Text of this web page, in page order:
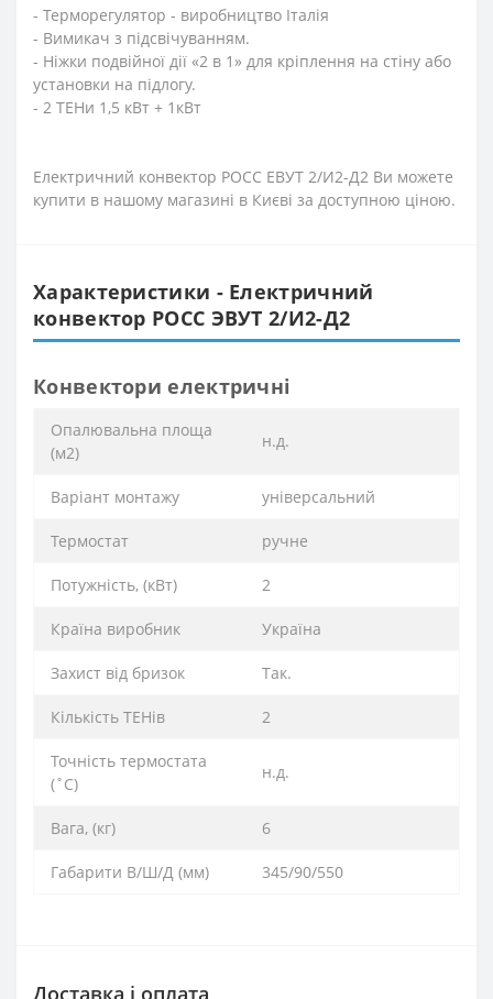
- Терморегулятор - виробництво Італія
- Вимикач з підсвічуванням.
- Ніжки подвійної дії «2 в 1» для кріплення на стіну або
установки на підлогу.
- 2 ТЕНи 1,5 кВт + 1кВт
Електричний конвектор РОСС ЕВУТ 2/И2-Д2 Ви можете
купити в нашому магазині в Києві за доступною ціною.
Характеристики - Електричний
конвектор РОСС ЭВУТ 2/И2-Д2
Конвектори електричні
Опалювальна площа
(м2)
н.д.
Варіант монтажу універсальний
Термостат ручне
Потужність, (кВт) 2
Країна виробник Україна
Захист від бризок Так.
Кількість ТЕНів 2
Точність термостата
(˚С)
н.д.
Вага, (кг) 6
Габарити В/Ш/Д (мм) 345/90/550
Доставка і оплата